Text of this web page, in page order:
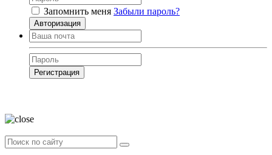
Запомнить меня Забыли пароль?
Авторизация
Регистрация